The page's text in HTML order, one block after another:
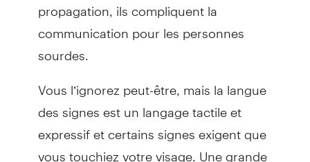
communication pour les personnes
sourdes.
Vous l’ignorez peut-être, mais la langue
des signes est un langage tactile et
expressif et certains signes exigent que
vous touchiez votre visage. Une grande